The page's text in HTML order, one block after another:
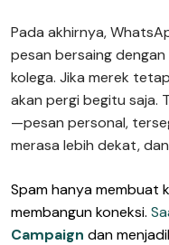
Pada akhirnya,
pesan bersaing
kolega. Jika merek
akan pergi begitu saja.
—pesan personal,
merasa lebih dekat,
Spam hanya membuat
membangun koneksi.
Campaign dan